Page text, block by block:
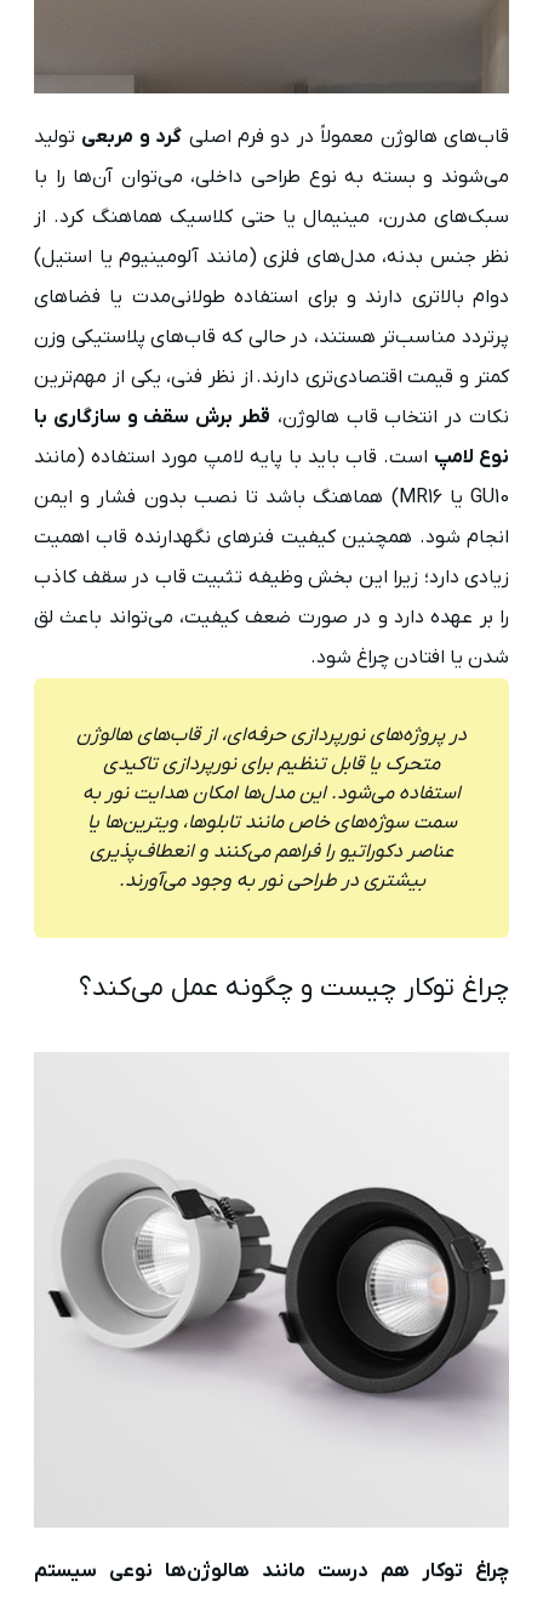
قاب‌های هالوژن معمولاً در دو فرم اصلی گرد و مربعی تولید
می‌شوند و بسته به نوع طراحی داخلی، می‌توان آن‌ها را با
سبک‌های مدرن، مینیمال یا حتی کلاسیک هماهنگ کرد. از
نظر جنس بدنه، مدل‌های فلزی (مانند آلومینیوم یا استیل)
دوام بالاتری دارند و برای استفاده طولانی‌مدت یا فضاهای
پرتردد مناسب‌تر هستند، در حالی که قاب‌های پلاستیکی وزن
کمتر و قیمت اقتصادی‌تری دارند. از نظر فنی، یکی از مهم‌ترین
نکات در انتخاب قاب هالوژن، قطر برش سقف و سازگاری با
نوع لامپ است. قاب باید با پایه لامپ مورد استفاده (مانند
GU10 یا MR16) هماهنگ باشد تا نصب بدون فشار و ایمن
انجام شود. همچنین کیفیت فنرهای نگهدارنده قاب اهمیت
زیادی دارد؛ زیرا این بخش وظیفه تثبیت قاب در سقف کاذب
را بر عهده دارد و در صورت ضعف کیفیت، می‌تواند باعث لق
شدن یا افتادن چراغ شود.
در پروژه‌های نورپردازی حرفه‌ای، از قاب‌های هالوژن
متحرک یا قابل تنظیم برای نورپردازی تاکیدی
استفاده می‌شود. این مدل‌ها امکان هدایت نور به
سمت سوژه‌های خاص مانند تابلوها، ویترین‌ها یا
عناصر دکوراتیو را فراهم می‌کنند و انعطاف‌پذیری
بیشتری در طراحی نور به وجود می‌آورند.
چراغ توکار چیست و چگونه عمل می‌کند؟
چراغ توکار هم درست مانند هالوژن‌ها نوعی سیستم